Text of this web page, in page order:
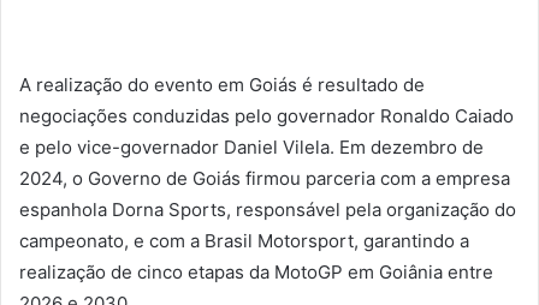
A realização do evento em Goiás é resultado de
negociações conduzidas pelo governador Ronaldo Caiado
e pelo vice-governador Daniel Vilela. Em dezembro de
2024, o Governo de Goiás firmou parceria com a empresa
espanhola Dorna Sports, responsável pela organização do
campeonato, e com a Brasil Motorsport, garantindo a
realização de cinco etapas da MotoGP em Goiânia entre